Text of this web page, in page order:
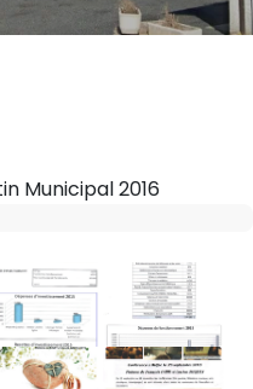
Municipal 2016